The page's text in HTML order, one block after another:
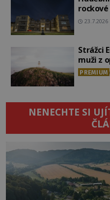
23.7.2026
Strážci
muži z
PREMIUM
NENECHTE SI